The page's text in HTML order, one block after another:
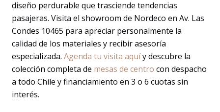
diseño perdurable que trasciende tendencias
pasajeras. Visita el showroom de Nordeco en Av. Las
Condes 10465 para apreciar personalmente la
calidad de los materiales y recibir asesoría
especializada. Agenda tu visita aquíy descubre la
colección completa de mesas de centro con despacho
a todo Chile y financiamiento en 3 o 6 cuotas sin
interés.